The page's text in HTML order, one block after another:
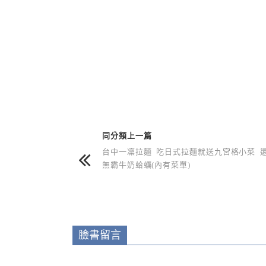
同分類上一篇
台中一凜拉麵 吃日式拉麵就送九宮格小菜
無霸牛奶蛤蠣(內有菜單)
臉書留言